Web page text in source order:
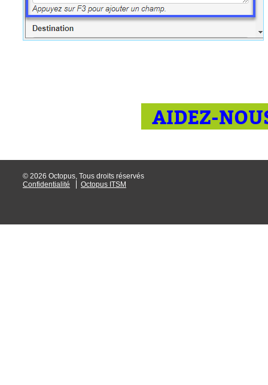
AIDEZ-
© 2026 Octopus, Tous droits réservés
Confidentialité
Octopus ITSM